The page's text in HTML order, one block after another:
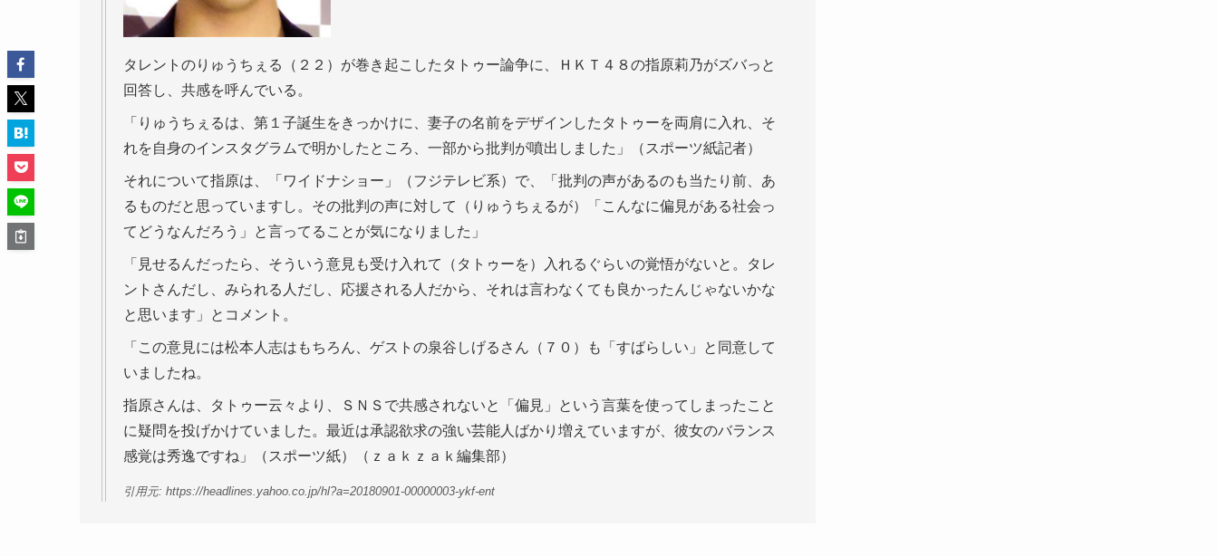
タレントのりゅうちぇる（２２）が巻き起こしたタトゥー論争に、ＨＫＴ４８の指原莉乃がズバっと
回答し、共感を呼んでいる。
「りゅうちぇるは、第１子誕生をきっかけに、妻子の名前をデザインしたタトゥーを両肩に入れ、そ
れを自身のインスタグラムで明かしたところ、一部から批判が噴出しました」（スポーツ紙記者）
それについて指原は、「ワイドナショー」（フジテレビ系）で、「批判の声があるのも当たり前、あ
るものだと思っていますし。その批判の声に対して（りゅうちぇるが）「こんなに偏見がある社会っ
てどうなんだろう」と言ってることが気になりました」
「見せるんだったら、そういう意見も受け入れて（タトゥーを）入れるぐらいの覚悟がないと。タレ
ントさんだし、みられる人だし、応援される人だから、それは言わなくても良かったんじゃないかな
と思います」とコメント。
「この意見には松本人志はもちろん、ゲストの泉谷しげるさん（７０）も「すばらしい」と同意して
いましたね。
指原さんは、タトゥー云々より、ＳＮＳで共感されないと「偏見」という言葉を使ってしまったこと
に疑問を投げかけていました。最近は承認欲求の強い芸能人ばかり増えていますが、彼女のバランス
感覚は秀逸ですね」（スポーツ紙）（ｚａｋｚａｋ編集部）
引用元: https://headlines.yahoo.co.jp/hl?a=20180901-00000003-ykf-ent